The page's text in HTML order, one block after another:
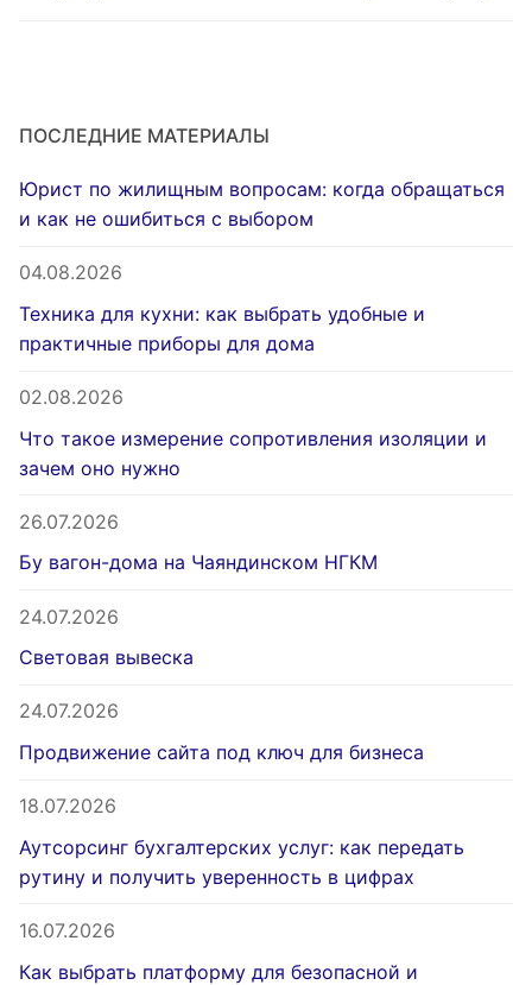
ПОСЛЕДНИЕ МАТЕРИАЛЫ
Юрист по жилищным вопросам: когда обращаться
и как не ошибиться с выбором
04.08.2026
Техника для кухни: как выбрать удобные и
практичные приборы для дома
02.08.2026
Что такое измерение сопротивления изоляции и
зачем оно нужно
26.07.2026
Бу вагон-дома на Чаяндинском НГКМ
24.07.2026
Световая вывеска
24.07.2026
Продвижение сайта под ключ для бизнеса
18.07.2026
Аутсорсинг бухгалтерских услуг: как передать
рутину и получить уверенность в цифрах
16.07.2026
Как выбрать платформу для безопасной и